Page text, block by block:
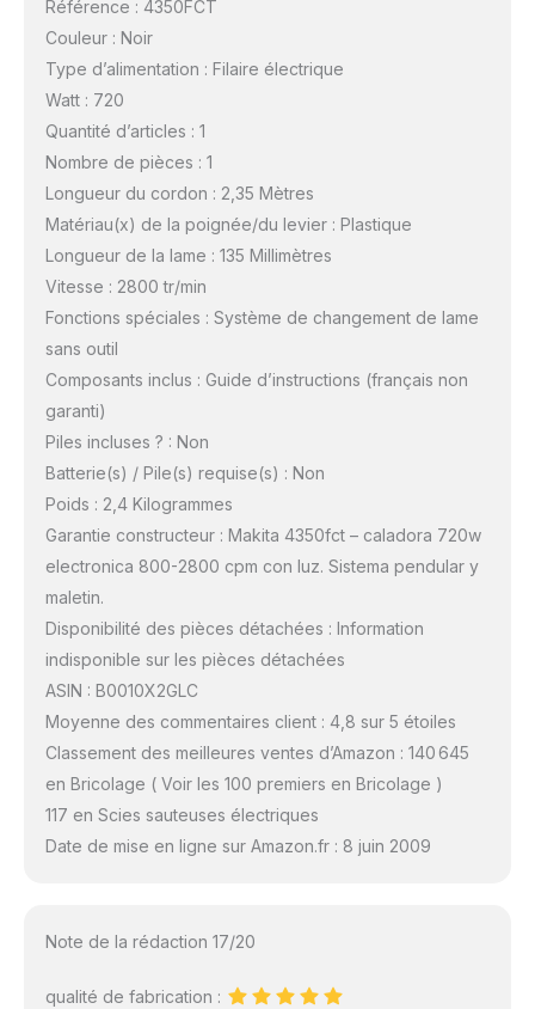
Référence : 4350FCT
Couleur : Noir
Type d’alimentation : Filaire électrique
Watt : 720
Quantité d’articles : 1
Nombre de pièces : 1
Longueur du cordon : 2,35 Mètres
Matériau(x) de la poignée/du levier : Plastique
Longueur de la lame : 135 Millimètres
Vitesse : 2800 tr/min
Fonctions spéciales : Système de changement de lame
sans outil
Composants inclus : Guide d’instructions (français non
garanti)
Piles incluses ? : Non
Batterie(s) / Pile(s) requise(s) : Non
Poids : 2,4 Kilogrammes
Garantie constructeur : Makita 4350fct – caladora 720w
electronica 800-2800 cpm con luz. Sistema pendular y
maletin.
Disponibilité des pièces détachées : Information
indisponible sur les pièces détachées
ASIN : B0010X2GLC
Moyenne des commentaires client : 4,8 sur 5 étoiles
Classement des meilleures ventes d’Amazon : 140 645
en Bricolage ( Voir les 100 premiers en Bricolage )
117 en Scies sauteuses électriques
Date de mise en ligne sur Amazon.fr : 8 juin 2009
Note de la rédaction 17/20
qualité de fabrication :